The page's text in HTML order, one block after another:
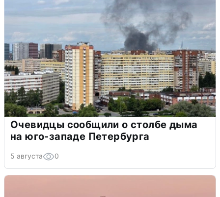
Очевидцы сообщили о столбе дыма
на юго-западе Петербурга
5 августа 0